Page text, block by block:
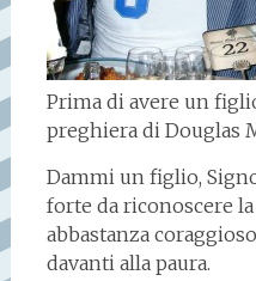
Prima di avere un
preghiera di Douglas
Dammi un figlio,
forte da riconoscere
abbastanza
davanti alla paura.